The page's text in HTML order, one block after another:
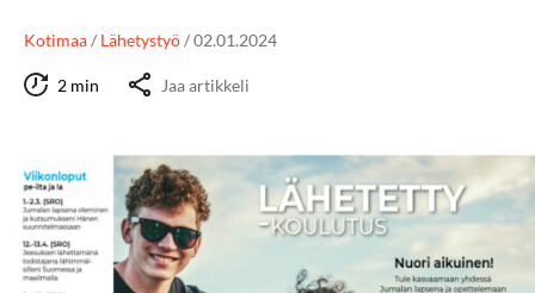
Kotimaa/ Lähetystyö/02.01.2024
2 min Jaa artikkeli